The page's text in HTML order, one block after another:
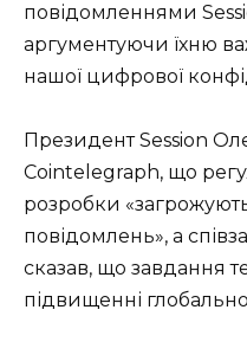
повідомленнями
аргументуючи їхню
нашої цифрової
Президент Session
Cointelegraph, що
розробки
повідомлень», а
сказав, що завдання
підвищенні